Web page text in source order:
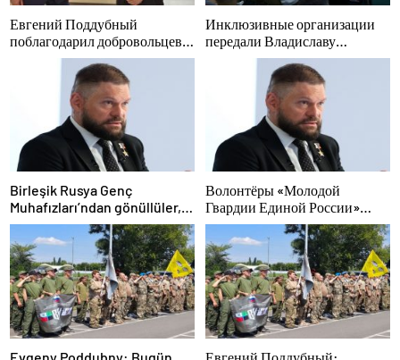
Евгений Поддубный
поблагодарил добровольцев
Белгородской области за
мужество в спасении
пострадавших от обстрелов
Инклюзивные организации
передали Владиславу
Головину предложения в
новую Народную программу
«Единой России»
Birleşik Rusya Genç
Muhafızları’ndan gönüllüler,
Belgorod sakinlerine yangın
söndürücüler ve jeneratörler
konusunda yardımcı olacak
Волонтёры «Молодой
Гвардии Единой России»
помогут белгородцам с
огнетушителями и
генераторами